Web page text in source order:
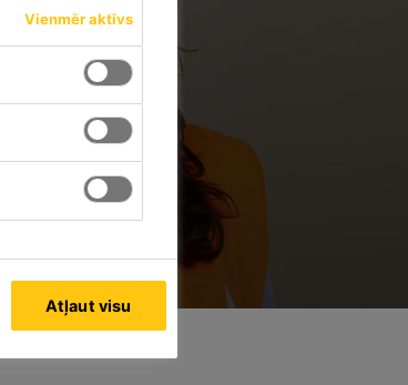
Vienmēr aktīvs
Atļaut visu